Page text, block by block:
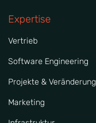
Expertise
Vertrieb
Software Engineering
Projekte & Veränderung
Marketing